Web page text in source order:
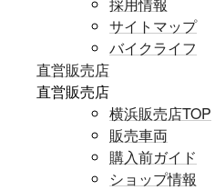
サイトマップ
バイクライフ
直営販売店
直営販売店
横浜販売店TOP
販売車両
購入前ガイド
ショップ情報